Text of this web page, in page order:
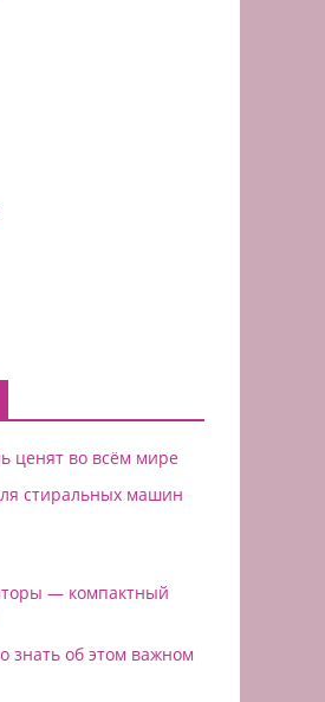
ценят во всём мирe
стиральных машин
— компактный
знать об этом важном